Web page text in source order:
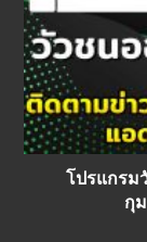
โปรแกรม
กุ